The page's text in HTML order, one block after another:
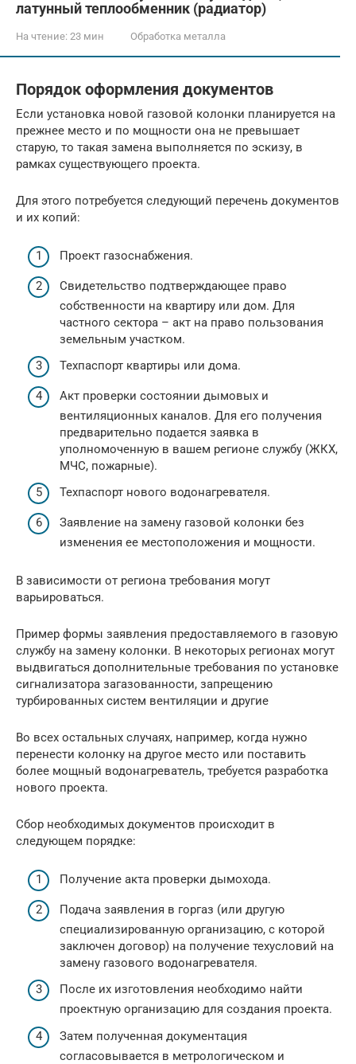
латунный теплообменник (радиатор)
На чтение: 23 мин Обработка металла
Порядок оформления документов
Если установка новой газовой колонки планируется на
прежнее место и по мощности она не превышает
старую, то такая замена выполняется по эскизу, в
рамках существующего проекта.
Для этого потребуется следующий перечень документов
и их копий:
Проект газоснабжения.
Свидетельство подтверждающее право
собственности на квартиру или дом. Для
частного сектора – акт на право пользования
земельным участком.
Техпаспорт квартиры или дома.
Акт проверки состоянии дымовых и
вентиляционных каналов. Для его получения
предварительно подается заявка в
уполномоченную в вашем регионе службу (ЖКХ,
МЧС, пожарные).
Техпаспорт нового водонагревателя.
Заявление на замену газовой колонки без
изменения ее местоположения и мощности.
В зависимости от региона требования могут
варьироваться.
Пример формы заявления предоставляемого в газовую
службу на замену колонки. В некоторых регионах могут
выдвигаться дополнительные требования по установке
сигнализатора загазованности, запрещению
турбированных систем вентиляции и другие
Во всех остальных случаях, например, когда нужно
перенести колонку на другое место или поставить
более мощный водонагреватель, требуется разработка
нового проекта.
Сбор необходимых документов происходит в
следующем порядке:
Получение акта проверки дымохода.
Подача заявления в горгаз (или другую
специализированную организацию, с которой
заключен договор) на получение техусловий на
замену газового водонагревателя.
После их изготовления необходимо найти
проектную организацию для создания проекта.
Затем полученная документация
согласовывается в метрологическом и